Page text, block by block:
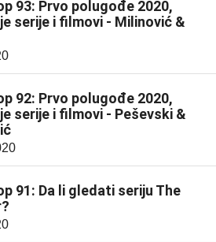
93: Prvo polugođe 2020,
serije i filmovi - Milinović &
92: Prvo polugođe 2020,
serije i filmovi - Peševski &
91: Da li gledati seriju The